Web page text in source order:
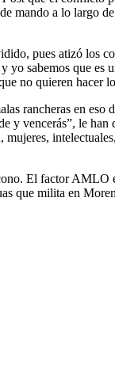
mando a lo largo
pues atizó
sabemos que
no quieren hacer
rancheras en
vencerás”, le
El factor AMLO
milita en